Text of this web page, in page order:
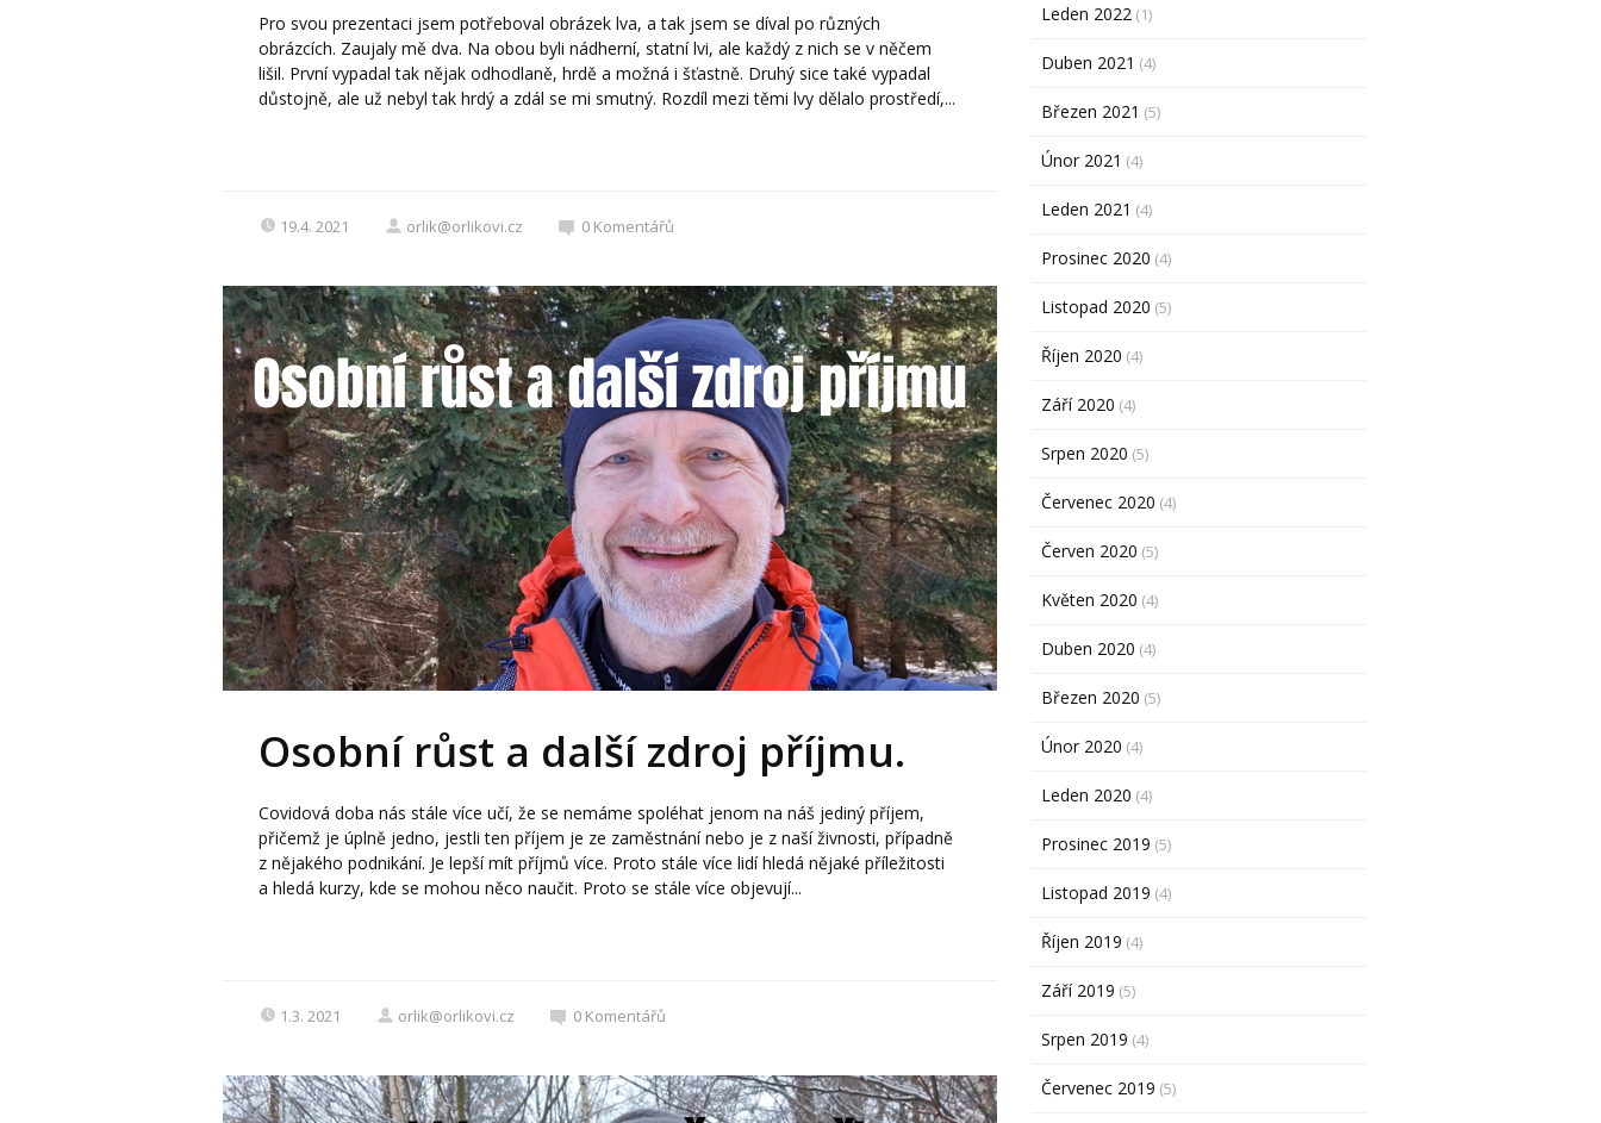
Pro svou prezentaci jsem potřeboval obrázek lva, a tak jsem se díval po různých
obrázcích. Zaujaly mě dva. Na obou byli nádherní, statní lvi, ale každý z nich se v něčem
lišil. První vypadal tak nějak odhodlaně, hrdě a možná i šťastně. Druhý sice také vypadal
důstojně, ale už nebyl tak hrdý a zdál se mi smutný. Rozdíl mezi těmi lvy dělalo prostředí,...
19.4. 2021 orlik@orlikovi.cz 0 Komentářů
Osobní růst a další zdroj příjmu.
Covidová doba nás stále více učí, že se nemáme spoléhat jenom na náš jediný příjem,
přičemž je úplně jedno, jestli ten příjem je ze zaměstnání nebo je z naší živnosti, případně
z nějakého podnikání. Je lepší mít příjmů více. Proto stále více lidí hledá nějaké příležitosti
a hledá kurzy, kde se mohou něco naučit. Proto se stále více objevují...
1.3. 2021 orlik@orlikovi.cz 0 Komentářů
Leden 2022 (1)
Duben 2021 (4)
Březen 2021 (5)
Únor 2021 (4)
Leden 2021 (4)
Prosinec 2020 (4)
Listopad 2020 (5)
Říjen 2020 (4)
Září 2020 (4)
Srpen 2020 (5)
Červenec 2020 (4)
Červen 2020 (5)
Květen 2020 (4)
Duben 2020 (4)
Březen 2020 (5)
Únor 2020 (4)
Leden 2020 (4)
Prosinec 2019 (5)
Listopad 2019 (4)
Říjen 2019 (4)
Září 2019 (5)
Srpen 2019 (4)
Červenec 2019 (5)